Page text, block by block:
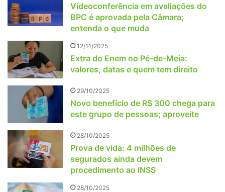
Videoconferência em avaliações do
BPC é aprovada pela Câmara;
entenda o que muda
12/11/2025
Extra do Enem no Pé-de-Meia:
valores, datas e quem tem direito
29/10/2025
Novo benefício de R$ 300 chega para
este grupo de pessoas; aproveite
28/10/2025
Prova de vida: 4 milhões de
segurados ainda devem
procedimento ao INSS
28/10/2025